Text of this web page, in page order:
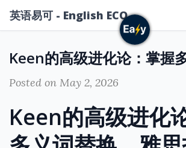
英语易可 - English ECO
Posted on May 2, 2026
Keen的高级进化